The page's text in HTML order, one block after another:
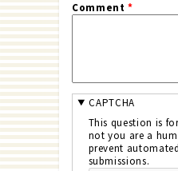
Comment*
CAPTCHA
This question is
not you are a
prevent
submissions.